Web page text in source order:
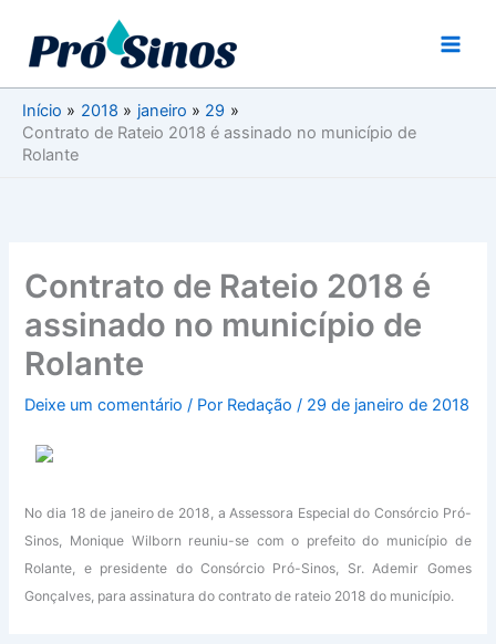
conteúdo
Início
2018 janeiro
29
Contrato de Rateio 2018 é assinado no município de
Rolante
Contrato de Rateio 2018 é
assinado no município de
Rolante
Deixe um comentário / Por Redação/ 29 de janeiro de 2018
No dia 18 de janeiro de 2018, a Assessora Especial do Consórcio Pró-
Sinos, Monique Wilborn reuniu-se com o prefeito do município de
Rolante, e presidente do Consórcio Pró-Sinos, Sr. Ademir Gomes
Gonçalves, para assinatura do contrato de rateio 2018 do município.